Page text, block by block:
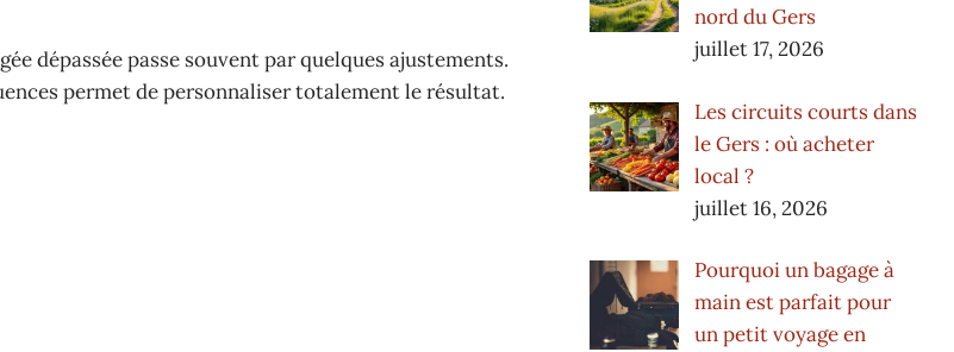
dépassée passe souvent par quelques ajustements.
permet de personnaliser totalement le résultat.
nord du Gers
juillet 17, 2026
Les circuits courts dans
le Gers : où acheter
local ?
juillet 16, 2026
Pourquoi un bagage à
main est parfait pour
un petit voyage en